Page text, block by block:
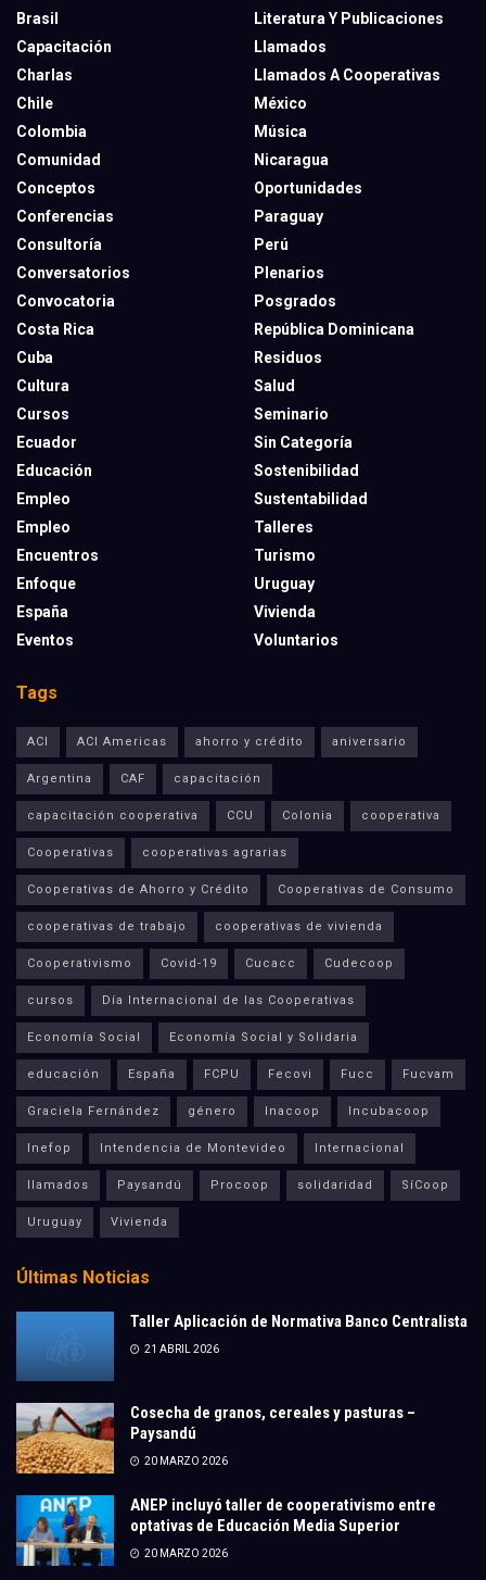
Brasil
Capacitación
Charlas
Chile
Colombia
Comunidad
Conceptos
Conferencias
Consultoría
Conversatorios
Convocatoria
Costa Rica
Cuba
Cultura
Cursos
Ecuador
Educación
Empleo
Empleo
Encuentros
Enfoque
España
Eventos
Literatura Y Publicaciones
Llamados
Llamados A Cooperativas
México
Música
Nicaragua
Oportunidades
Paraguay
Perú
Plenarios
Posgrados
República Dominicana
Residuos
Salud
Seminario
Sin Categoría
Sostenibilidad
Sustentabilidad
Talleres
Turismo
Uruguay
Vivienda
Voluntarios
Tags
ACI ACI Americas ahorro y crédito aniversario
Argentina CAF capacitación
capacitación cooperativa CCU Colonia cooperativa
Cooperativas cooperativas agrarias
Cooperativas de Ahorro y Crédito Cooperativas de Consumo
cooperativas de trabajo cooperativas de vivienda
Cooperativismo Covid-19 Cucacc Cudecoop
cursos Día Internacional de las Cooperativas
Economía Social Economía Social y Solidaria
educación España FCPU Fecovi Fucc Fucvam
Graciela Fernández género Inacoop Incubacoop
Inefop Intendencia de Montevideo Internacional
llamados Paysandú Procoop solidaridad SíCoop
Uruguay Vivienda
Últimas Noticias
Taller Aplicación de Normativa Banco Centralista
21 ABRIL 2026
Cosecha de granos, cereales y pasturas –
Paysandú
20 MARZO 2026
ANEP incluyó taller de cooperativismo entre
optativas de Educación Media Superior
20 MARZO 2026